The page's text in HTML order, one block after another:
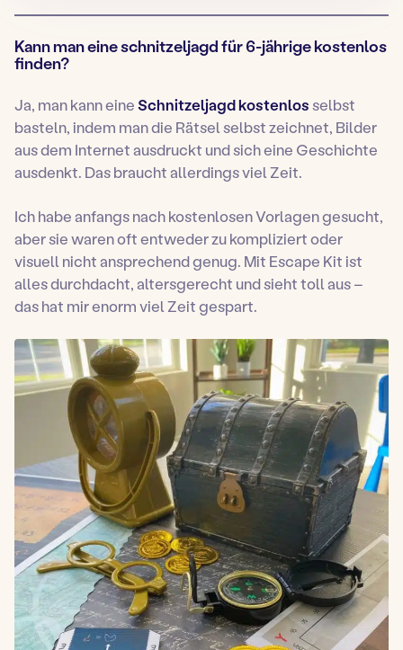
Kann man eine schnitzeljagd für 6-jährige kostenlos
finden?
Ja, man kann eineSchnitzeljagd kostenlosselbst
basteln, indem man die Rätsel selbst zeichnet, Bilder
aus dem Internet ausdruckt und sich eine Geschichte
ausdenkt. Das braucht allerdings viel Zeit.
Ich habe anfangs nach kostenlosen Vorlagen gesucht,
aber sie waren oft entweder zu kompliziert oder
visuell nicht ansprechend genug. Mit Escape Kit ist
alles durchdacht, altersgerecht und sieht toll aus –
das hat mir enorm viel Zeit gespart.